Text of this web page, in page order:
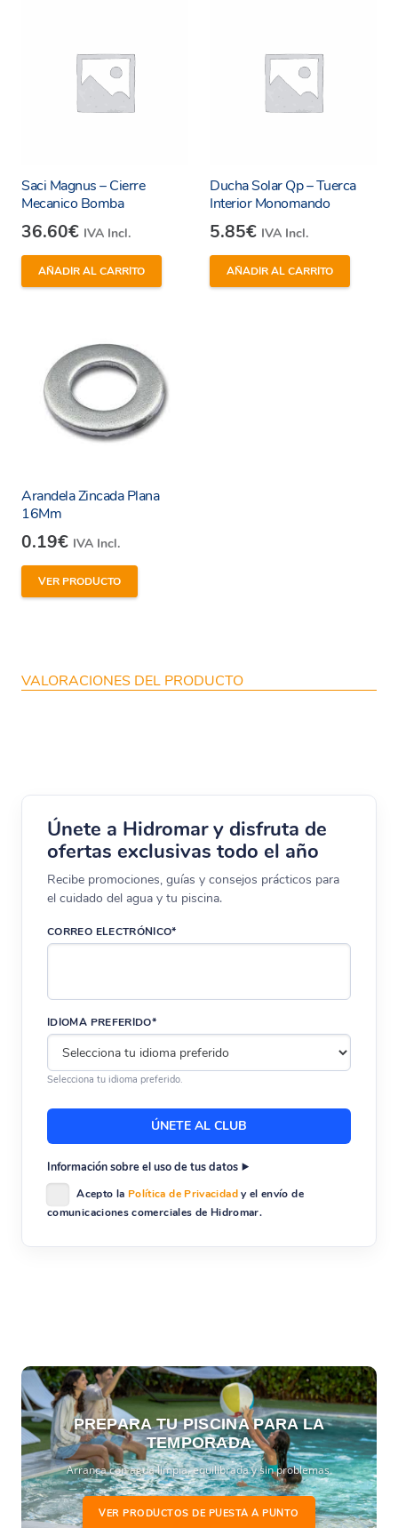
Saci Magnus – Cierre
Mecanico Bomba
36.60€ IVA Incl.
AÑADIR AL CARRITO
Ducha Solar Qp – Tuerca
Interior Monomando
5.85€ IVA Incl.
AÑADIR AL CARRITO
Arandela Zincada Plana
16Mm
0.19€ IVA Incl.
VER PRODUCTO
VALORACIONES DEL PRODUCTO
Únete a Hidromar y disfruta de
ofertas exclusivas todo el año
Recibe promociones, guías y consejos prácticos para
el cuidado del agua y tu piscina.
CORREO ELECTRÓNICO*
IDIOMA PREFERIDO*
Selecciona tu idioma preferido.
Información sobre el uso de tus datos
Acepto la Política de Privacidady el envío de
comunicaciones comerciales de Hidromar.
PREPARA TU PISCINA PARA LA
TEMPORADA
Arranca con agua limpia, equilibrada y sin problemas.
VER PRODUCTOS DE PUESTA A PUNTO